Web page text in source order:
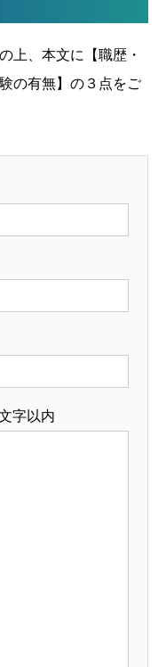
上、本文に【職歴・
の有無】の３点をご
字以内